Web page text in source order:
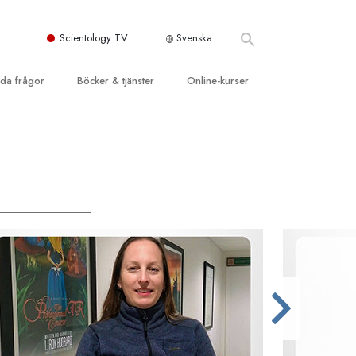
Scientology TV Svenska
frågor Böcker & tjänster
tjänster
Online-kurser
Assister för sjukdomar och skador
Integritet och ärlighet
Äktenskap
Den emotionella Tonskalan